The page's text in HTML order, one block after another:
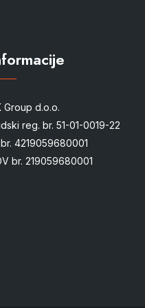
Group d.o.o.
reg. br. 51-01-0019-22
4219059680001
br. 219059680001